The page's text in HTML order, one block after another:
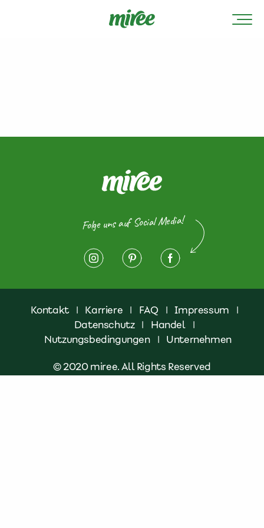
Folge uns auf Social Media!
Kontakt | Karriere | FAQ | Impressum
|
Datenschutz | Handel
|
Nutzungsbedingungen
| Unternehmen
© 2020 miree. All Rights Reserved